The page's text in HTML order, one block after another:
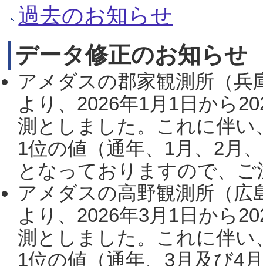
過去のお知らせ
データ修正のお知らせ
アメダスの郡家観測所（
より、2026年1月1日から
測としました。これに伴い
1位の値（通年、1月、2月
となっておりますので、
アメダスの高野観測所（
より、2026年3月1日から
測としました。これに伴い
1位の値（通年、3月及び4